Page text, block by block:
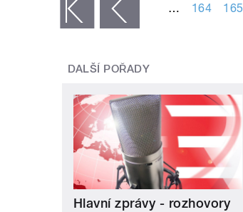
‹ předchozí … 164 165
DALŠÍ POŘADY
Hlavní zprávy - rozhovory